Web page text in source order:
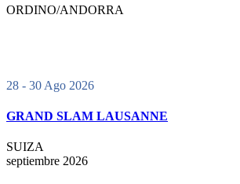
ORDINO/ANDORRA
28 - 30 Ago 2026
GRAND SLAM LAUSANNE
SUIZA
septiembre 2026